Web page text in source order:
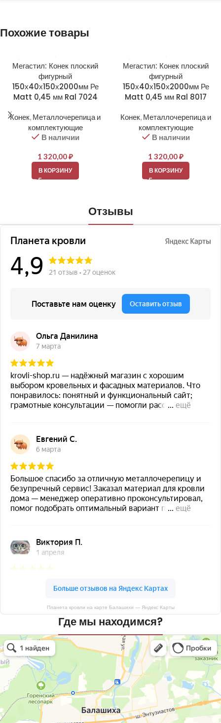
Похожие товары
Мегастил: Конек плоский
фигурный
150х40х150х2000мм Ре
Matt 0,45 мм Ral 7024
Конек, Металлочерепица и
комплектующие
В наличии
1 320,00₽
В КОРЗИНУ
Мегастил: Конек плоский
фигурный
150х40х150х2000мм Ре
Matt 0,45 мм Ral 8017
Конек, Металлочерепица и
комплектующие
В наличии
1 320,00₽
В КОРЗИНУ
Отзывы
Планета кровли на карте Балашихи — Яндекс Карты
Где мы находимся?
Планета кровли
Кровля и кровельные материалы в Балашихе
Окна в Балашихе